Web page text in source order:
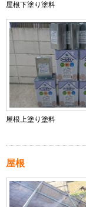
屋根下塗り塗料
屋根上塗り塗料
屋根